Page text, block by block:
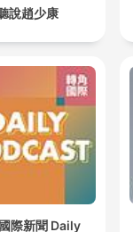
說趙少康
際新聞 Daily